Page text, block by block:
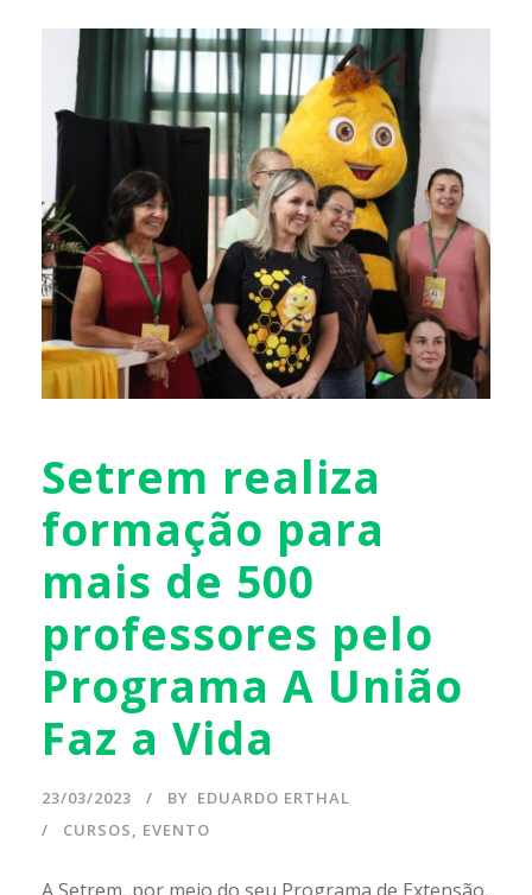
Setrem realiza
formação para
mais de 500
professores pelo
Programa A União
Faz a Vida
23/03/2023 BY EDUARDO ERTHAL
CURSOS, EVENTO